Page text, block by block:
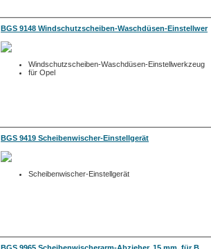
BGS 9148 Windschutzscheiben-Waschdüsen-Einstellwer
Windschutzscheiben-Waschdüsen-Einstellwerkzeug
für Opel
BGS 9419 Scheibenwischer-Einstellgerät
Scheibenwischer-Einstellgerät